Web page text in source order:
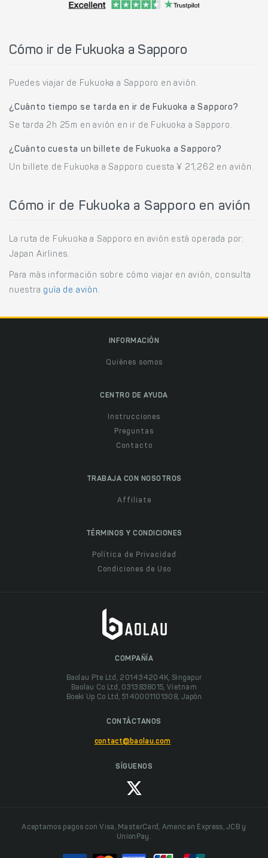
Cómo ir de Fukuoka a Sapporo
Puedes viajar de Fukuoka a Sapporo en avión.
¿Cuánto tiempo se tarda en ir de Fukuoka a Sapporo?
Se tarda 2h 25m en avión en ir de Fukuoka a Sapporo.
¿Cuánto cuesta un billete de Fukuoka a Sapporo?
Un billete de Fukuoka a Sapporo cuesta ¥ 21,262 en avión.
Cómo ir de Fukuoka a Sapporo en avión
La ruta de Fukuoka a Sapporo en avión está operada por:
Japan Airlines.
Para más información sobre cómo viajar en avión, consulta
nuestra guía de avión .
INFORMACIÓN
Quiénes somos
CENTRO DE AYUDA
Instrucciones
Preguntas
Contacto
TRABAJA CON NOSOTROS
Affiliate
TÉRMINOS Y CONDICIONES
Política de Privacidad
Condiciones de Uso
COMPAÑÍA
Baolau Pte Ltd, 201434204K, Singapur
Baolau Co Ltd, 0313838015, Vietnam
Boeki Up Co Ltd, 5140001101308, Japón
CONTÁCTANOS
contact@baolau.com
SÍGUENOS
Aceptamos pagos con Visa, MasterCard, American Express, JCB y
UnionPay.